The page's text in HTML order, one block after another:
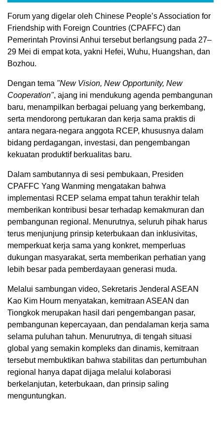
Forum yang digelar oleh Chinese People’s Association for
Friendship with Foreign Countries (CPAFFC) dan
Pemerintah Provinsi Anhui tersebut berlangsung pada 27–
29 Mei di empat kota, yakni Hefei, Wuhu, Huangshan, dan
Bozhou.
Dengan tema "New Vision, New Opportunity, New
Cooperation", ajang ini mendukung agenda pembangunan
baru, menampilkan berbagai peluang yang berkembang,
serta mendorong pertukaran dan kerja sama praktis di
antara negara-negara anggota RCEP, khususnya dalam
bidang perdagangan, investasi, dan pengembangan
kekuatan produktif berkualitas baru.
Dalam sambutannya di sesi pembukaan, Presiden
CPAFFC Yang Wanming mengatakan bahwa
implementasi RCEP selama empat tahun terakhir telah
memberikan kontribusi besar terhadap kemakmuran dan
pembangunan regional. Menurutnya, seluruh pihak harus
terus menjunjung prinsip keterbukaan dan inklusivitas,
memperkuat kerja sama yang konkret, memperluas
dukungan masyarakat, serta memberikan perhatian yang
lebih besar pada pemberdayaan generasi muda.
Melalui sambungan video, Sekretaris Jenderal ASEAN
Kao Kim Hourn menyatakan, kemitraan ASEAN dan
Tiongkok merupakan hasil dari pengembangan pasar,
pembangunan kepercayaan, dan pendalaman kerja sama
selama puluhan tahun. Menurutnya, di tengah situasi
global yang semakin kompleks dan dinamis, kemitraan
tersebut membuktikan bahwa stabilitas dan pertumbuhan
regional hanya dapat dijaga melalui kolaborasi
berkelanjutan, keterbukaan, dan prinsip saling
menguntungkan.